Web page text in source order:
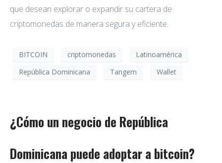
que desean explorar o expandir su cartera de
criptomonedas de manera segura y eficiente.
BITCOIN criptomonedas
Latinoamérica
República Dominicana
Tangem Wallet
¿Cómo un negocio de República
Dominicana puede adoptar a bitcoin?